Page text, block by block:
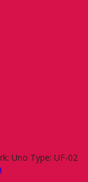
Uno Type: UF-02